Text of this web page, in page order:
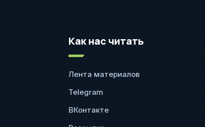
Как нас читать
Лента материалов
Telegram
ВКонтакте